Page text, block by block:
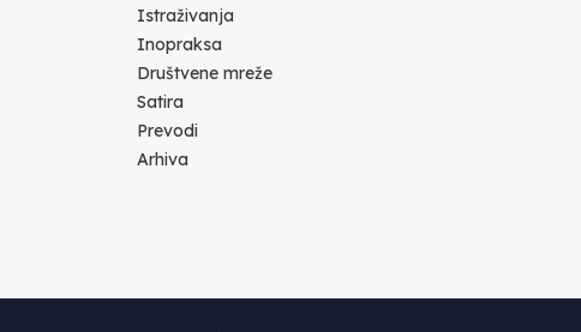
Istraživanja
Inopraksa
Društvene mreže
Satira
Prevodi
Arhiva